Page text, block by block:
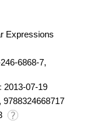
Expressions
6868-7,
2013-07-19
9788324668717